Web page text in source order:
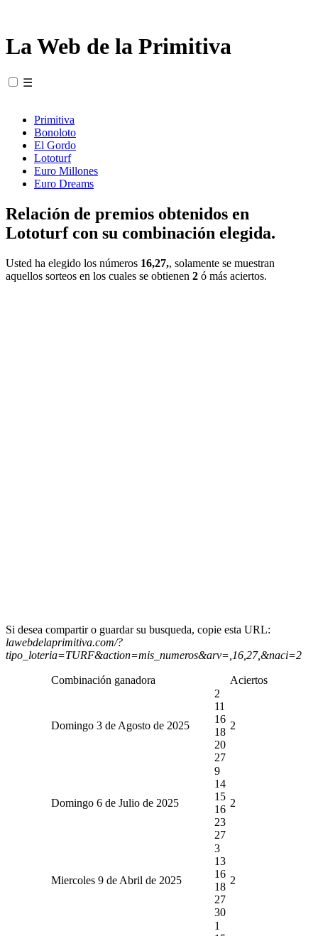
La Web de la Primitiva
☰
Primitiva
Bonoloto
El Gordo
Lototurf
Euro Millones
Euro Dreams
Relación de premios obtenidos en
Lototurf con su combinación elegida.
Usted ha elegido los números 16,27,, solamente se muestran
aquellos sorteos en los cuales se obtienen 2 ó más aciertos.
Si desea compartir o guardar su busqueda, copie esta URL:
lawebdelaprimitiva.com/?
tipo_loteria=TURF&action=mis_numeros&arv=,16,27,&naci=2
Combinación ganadora Aciertos
Domingo 3 de Agosto de 2025
2
11
16
18
20
27
2
Domingo 6 de Julio de 2025
9
14
15
16
23
27
2
Miercoles 9 de Abril de 2025
3
13
16
18
27
30
2
1